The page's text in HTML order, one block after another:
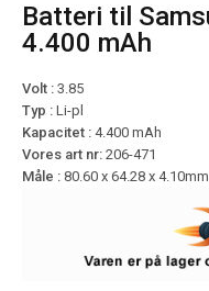
Batteri til Samsung Galaxy A70 mfl –
4.400 mAh
Volt : 3.85
Typ : Li-pl
Kapacitet : 4.400 mAh
Vores art nr: 206-471
Måle : 80.60 x 64.28 x 4.10mm